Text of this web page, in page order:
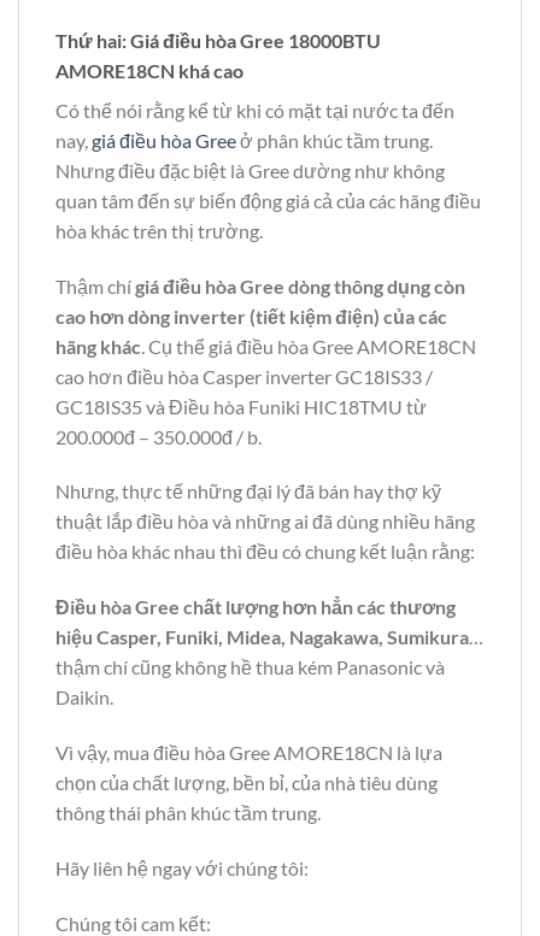
Thứ hai: Giá điều hòa Gree 18000BTU
AMORE18CN khá cao
Có thể nói rằng kể từ khi có mặt tại nước ta đến
nay, giá điều hòa Greeở phân khúc tầm trung.
Nhưng điều đặc biệt là Gree dường như không
quan tâm đến sự biến động giá cả của các hãng điều
hòa khác trên thị trường.
Thậm chígiá điều hòa Gree dòng thông dụng còn
cao hơn dòng inverter (tiết kiệm điện) của các
hãng khác . Cụ thể giá điều hòa Gree AMORE18CN
cao hơn điều hòa Casper inverter GC18IS33 /
GC18IS35 và Điều hòa Funiki HIC18TMU từ
200.000đ – 350.000đ / b.
Nhưng, thực tế những đại lý đã bán hay thợ kỹ
thuật lắp điều hòa và những ai đã dùng nhiều hãng
điều hòa khác nhau thì đều có chung kết luận rằng:
Điều hòa Gree chất lượng hơn hẳn các thương
hiệu Casper, Funiki, Midea, Nagakawa, Sumikura…
thậm chí cũng không hề thua kém Panasonic và
Daikin.
Vì vậy, mua điều hòa Gree AMORE18CN là lựa
chọn của chất lượng, bền bỉ, của nhà tiêu dùng
thông thái phân khúc tầm trung.
Hãy liên hệ ngay với chúng tôi:
Chúng tôi cam kết: